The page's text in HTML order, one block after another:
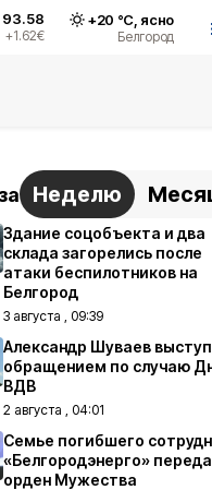
93.58
+1.62€
+20 °С, ясно
Белгород
Неделю
Здание соцобъекта и два
склада загорелись после
атаки беспилотников на
Белгород
3 августа , 09:39
Александр Шуваев
обращением по случаю
ВДВ
2 августа , 04:01
Семье погибшего
«Белгородэнерго»
орден Мужества